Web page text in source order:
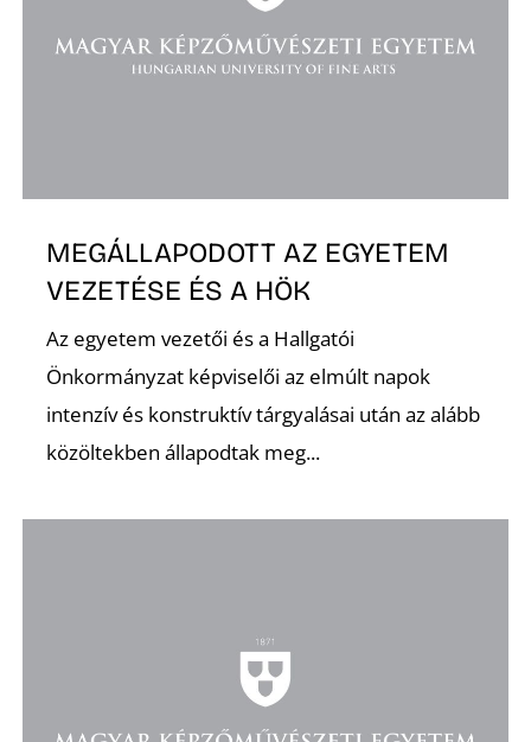
MEGÁLLAPODOTT AZ EGYETEM
VEZETÉSE ÉS A HÖK
Az egyetem vezetői és a Hallgatói
Önkormányzat képviselői az elmúlt napok
intenzív és konstruktív tárgyalásai után az alább
közöltekben állapodtak meg...